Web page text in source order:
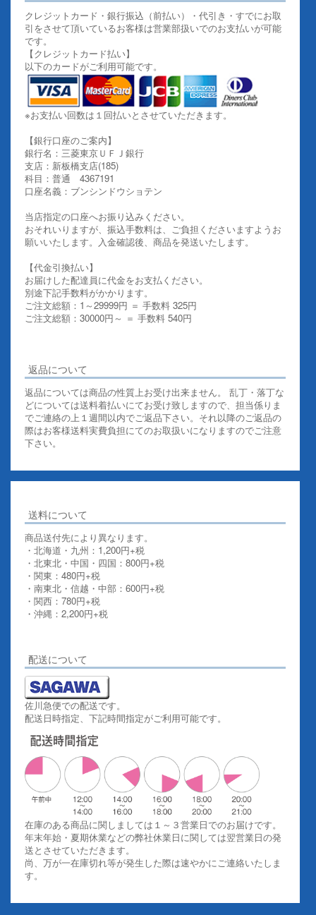
クレジットカード・銀行振込（前払い）・代引き・すでにお取
引をさせて頂いているお客様は営業部扱いでのお支払いが可能
です。
【クレジットカード払い】
以下のカードがご利用可能です。
※お支払い回数は１回払いとさせていただきます。
【銀行口座のご案内】
銀行名：三菱東京ＵＦＪ銀行
支店：新板橋支店(185)
科目：普通 4367191
口座名義：ブンシンドウショテン
当店指定の口座へお振り込みください。
おそれいりますが、振込手数料は、ご負担くださいますようお
願いいたします。入金確認後、商品を発送いたします。
【代金引換払い】
お届けした配達員に代金をお支払ください。
別途下記手数料がかかります。
ご注文総額：1～29999円 ＝ 手数料 325円
ご注文総額：30000円～ ＝ 手数料 540円
返品について
返品については商品の性質上お受け出来ません。 乱丁・落丁な
どについては送料着払いにてお受け致しますので、担当係りま
でご連絡の上１週間以内でご返品下さい。それ以降のご返品の
際はお客様送料実費負担にてのお取扱いになりますのでご注意
下さい。
送料について
商品送付先により異なります。
・北海道・九州：1,200円+税
・北東北・中国・四国：800円+税
・関東：480円+税
・南東北・信越・中部：600円+税
・関西：780円+税
・沖縄：2,200円+税
配送について
佐川急便での配送です。
配送日時指定、下記時間指定がご利用可能です。
在庫のある商品に関しましては１～３営業日でのお届けです。
年末年始・夏期休業などの弊社休業日に関しては翌営業日の発
送とさせていただきます。
尚、万が一在庫切れ等が発生した際は速やかにご連絡いたしま
す。